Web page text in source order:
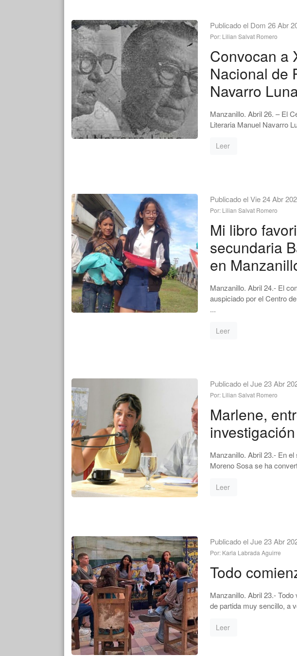
Publicado el Dom 26 Abr
Por: Lilian Salvat Romero
Convocan a
Nacional de
Navarro
Manzanillo. Abril 26. – El
Literaria Manuel Navarro
Leer
Publicado el Vie 24 Abr
Por: Lilian Salvat Romero
Mi libro
secundaria
en
Manzanillo. Abril 24.- El
auspiciado por el Centro
...
Leer
Publicado el Jue 23 Abr
Por: Lilian Salvat Romero
Marlene,
Manzanillo. Abril 23.- En
Moreno Sosa se ha
Leer
Publicado el Jue 23 Abr
Por: Karla Labrada Aguirre
Todo
Manzanillo. Abril 23.-
de partida muy sencillo, a
Leer